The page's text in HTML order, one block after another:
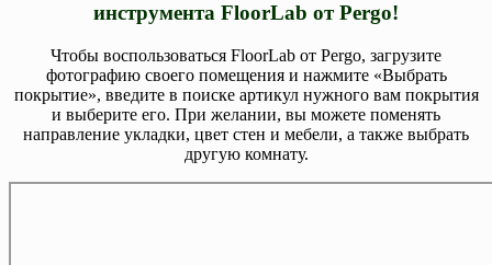
инструмента FloorLab отPergo!
Чтобы воспользоваться FloorLab от Pergo, загрузите
фотографию своего помещения и нажмите «Выбрать
покрытие», введите в поиске артикул нужного вам покрытия
и выберите его. При желании, вы можете поменять
направление укладки, цвет стен и мебели, а также выбрать
другую комнату.